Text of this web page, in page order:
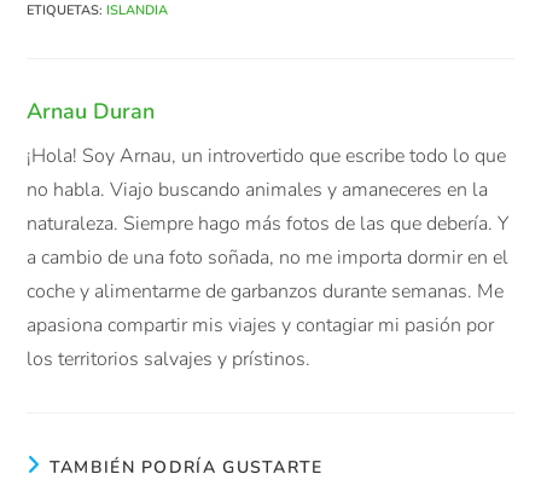
ETIQUETAS: ISLANDIA
Arnau Duran
¡Hola! Soy Arnau, un introvertido que escribe todo lo que
no habla. Viajo buscando animales y amaneceres en la
naturaleza. Siempre hago más fotos de las que debería. Y
a cambio de una foto soñada, no me importa dormir en el
coche y alimentarme de garbanzos durante semanas. Me
apasiona compartir mis viajes y contagiar mi pasión por
los territorios salvajes y prístinos.
TAMBIÉN PODRÍA GUSTARTE